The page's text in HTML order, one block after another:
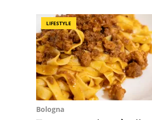
LIFESTYLE
Bologna